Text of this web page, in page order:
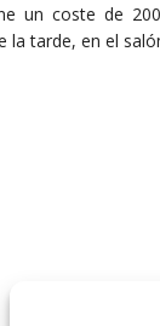
un coste de
tarde, en el